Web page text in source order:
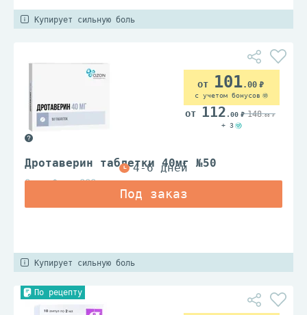
Купирует сильную боль
Дротаверин таблетки 40мг №50
Озон Фарм ООО
101.00
с учетом бонусов
112 .00 148.00
+ 3
Купирует сильную боль
По рецепту